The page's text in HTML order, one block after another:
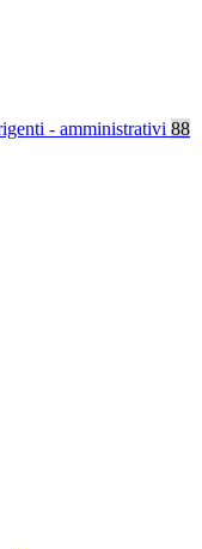
- amministrativi 88